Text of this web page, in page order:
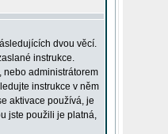
dvou věcí.
instrukce.
nebo administrátorem
instrukce v něm
aktivace používá, je
jste použili je platná,